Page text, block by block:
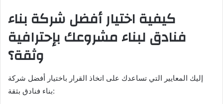
كيفية اختيار أفضل شركة بناء
فنادق لبناء مشروعك بإحترافية
وثقة؟
إليك المعايير التي تساعدك على اتخاذ القرار باختيار أفضل شركة
بناء فنادق بثقة: